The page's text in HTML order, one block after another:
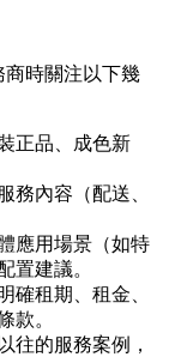
時關注以下幾
正品、成色新
務內容（配送、
應用場景（如特
置建議。
確租期、租金、
款。
往的服務案例，